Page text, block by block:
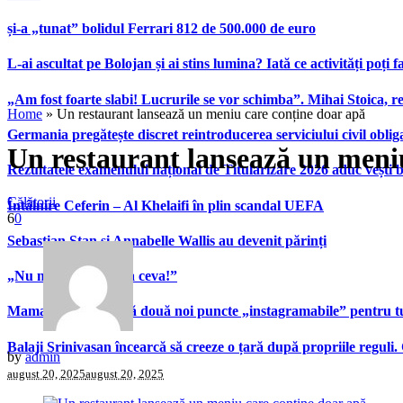
și-a „tunat” bolidul Ferrari 812 de 500.000 de euro
L-ai ascultat pe Bolojan și ai stins lumina? Iată ce activități poți
„Am fost foarte slabi! Lucrurile se vor schimba”. Mihai Stoica,
Germania pregătește discret reintroducerea serviciului civil
Rezultatele examenului național de Titularizare 2026 aduc vești
Întâlnire Ceferin – Al Khelaifi în plin scandal UEFA
Sebastian Stan și Annabelle Wallis au devenit părinți
„Nu mă întrebați așa ceva!”
Mamaia inaugurează două noi puncte „instagramabile” pentru
Balaji Srinivasan încearcă să creeze o țară după propriile
Home » Un restaurant lansează un meniu care conține doar apă
Un restaurant lansează un
Călătorii
60
byadmin
august 20, 2025august 20, 2025